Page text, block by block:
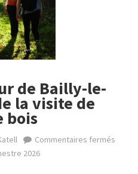
de Bailly-le-
la visite de
bois
Commentaires fermés
2026